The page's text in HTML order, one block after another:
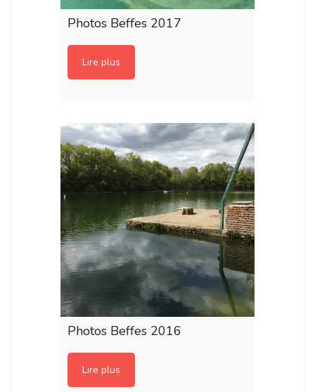
Photos Beffes 2017
Lire plus
Photos Beffes 2016
Lire plus